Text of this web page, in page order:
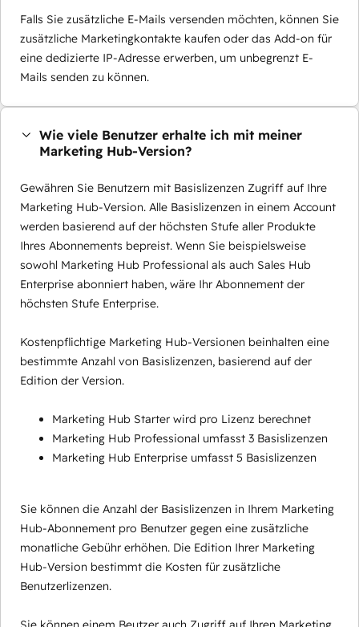
Falls Sie zusätzliche E-Mails versenden möchten, können Sie
zusätzliche Marketingkontakte kaufen oder das Add-on für
eine dedizierte IP-Adresse erwerben, um unbegrenzt E-
Mails senden zu können.
Wie viele Benutzer erhalte ich mit meiner
Marketing Hub-Version?
Gewähren Sie Benutzern mit Basislizenzen Zugriff auf Ihre
Marketing Hub-Version. Alle Basislizenzen in einem Account
werden basierend auf der höchsten Stufe aller Produkte
Ihres Abonnements bepreist. Wenn Sie beispielsweise
sowohl Marketing Hub Professional als auch Sales Hub
Enterprise abonniert haben, wäre Ihr Abonnement der
höchsten Stufe Enterprise.
Kostenpflichtige Marketing Hub-Versionen beinhalten eine
bestimmte Anzahl von Basislizenzen, basierend auf der
Edition der Version.
Marketing Hub Starter wird pro Lizenz berechnet
Marketing Hub Professional umfasst 3 Basislizenzen
Marketing Hub Enterprise umfasst 5 Basislizenzen
Sie können die Anzahl der Basislizenzen in Ihrem Marketing
Hub-Abonnement pro Benutzer gegen eine zusätzliche
monatliche Gebühr erhöhen. Die Edition Ihrer Marketing
Hub-Version bestimmt die Kosten für zusätzliche
Benutzerlizenzen.